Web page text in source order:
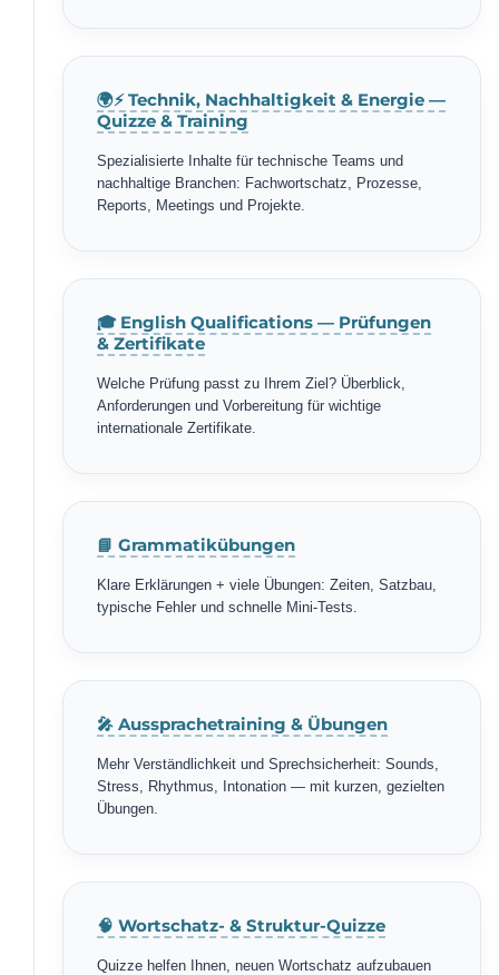
🌍⚡ Technik, Nachhaltigkeit & Energie —
Quizze & Training
Spezialisierte Inhalte für technische Teams und
nachhaltige Branchen: Fachwortschatz, Prozesse,
Reports, Meetings und Projekte.
🎓 English Qualifications — Prüfungen
& Zertifikate
Welche Prüfung passt zu Ihrem Ziel? Überblick,
Anforderungen und Vorbereitung für wichtige
internationale Zertifikate.
📘 Grammatikübungen
Klare Erklärungen + viele Übungen: Zeiten, Satzbau,
typische Fehler und schnelle Mini-Tests.
🎤 Aussprachetraining & Übungen
Mehr Verständlichkeit und Sprechsicherheit: Sounds,
Stress, Rhythmus, Intonation — mit kurzen, gezielten
Übungen.
🧠 Wortschatz- & Struktur-Quizze
Quizze helfen Ihnen, neuen Wortschatz aufzubauen